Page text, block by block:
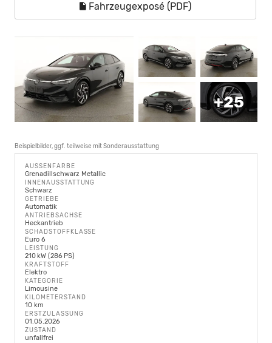
Fahrzeugexposé (PDF)
+25
Beispielbilder, ggf. teilweise mit Sonderausstattung
AUSSENFARBE
Grenadillschwarz Metallic
INNENAUSSTATTUNG
Schwarz
GETRIEBE
Automatik
ANTRIEBSACHSE
Heckantrieb
SCHADSTOFFKLASSE
Euro 6
LEISTUNG
210 kW (286 PS)
KRAFTSTOFF
Elektro
KATEGORIE
Limousine
KILOMETERSTAND
10 km
ERSTZULASSUNG
01.05.2026
ZUSTAND
unfallfrei